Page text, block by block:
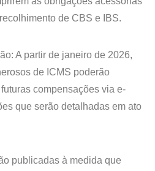
de CBS e IBS.
A partir de janeiro de 2026,
de ICMS poderão
compensações via e-
que serão detalhadas em ato
publicadas à medida que